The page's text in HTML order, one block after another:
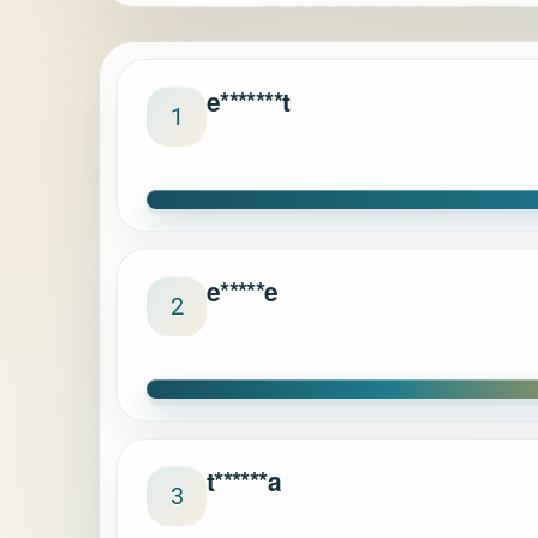
1 e*******t
2 e*****e
3 t******a